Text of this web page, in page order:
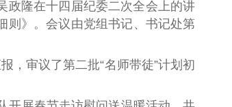
政隆在十四届纪委二次全会上的讲
则》。会议由党组书记、书记处第
，审议了第二批“名师带徒”计划初